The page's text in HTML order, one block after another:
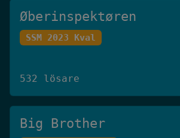
Øberinspektøren
SSM 2023 Kval
532 lösare
Big Brother